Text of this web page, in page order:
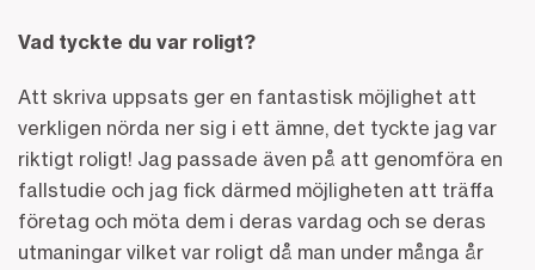
Vad tyckte du var roligt?
Att skriva uppsats ger en fantastisk möjlighet att
verkligen nörda ner sig i ett ämne, det tyckte jag var
riktigt roligt! Jag passade även på att genomföra en
fallstudie och jag fick därmed möjligheten att träffa
företag och möta dem i deras vardag och se deras
utmaningar vilket var roligt då man under många år